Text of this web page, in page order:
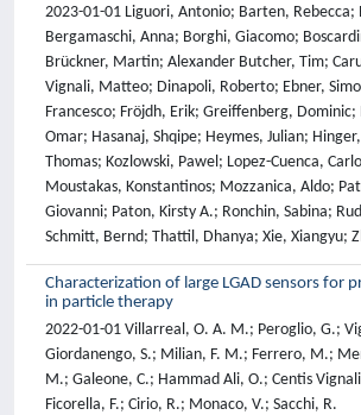
2023-01-01 Liguori, Antonio; Barten, Rebecca;
Bergamaschi, Anna; Borghi, Giacomo;
Brückner, Martin; Alexander Butcher, Tim;
Vignali, Matteo; Dinapoli, Roberto; Ebner,
Francesco; Fröjdh, Erik; Greiffenberg, Dominic;
Omar; Hasanaj, Shqipe; Heymes, Julian;
Thomas; Kozlowski, Pawel; Lopez-Cuenca,
Moustakas, Konstantinos; Mozzanica, Aldo;
Giovanni; Paton, Kirsty A.; Ronchin, Sabina;
Schmitt, Bernd; Thattil, Dhanya; Xie, Xiangyu;
Characterization of large LGAD sensors for
in particle therapy
2022-01-01 Villarreal, O. A. M.; Peroglio, G.;
Giordanengo, S.; Milian, F. M.; Ferrero, M.;
M.; Galeone, C.; Hammad Ali, O.; Centis
Ficorella, F.; Cirio, R.; Monaco, V.; Sacchi, R.